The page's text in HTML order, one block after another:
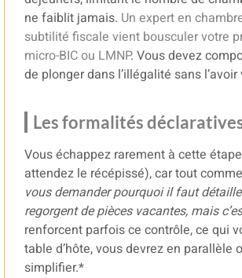
ne faiblit jamais. Un expert en
subtilité fiscale vient bousculer votre
micro-BIC ou LMNP. Vous devez
de plonger dans l’illégalité sans l’avoir
Les formalités
Vous échappez rarement à cette
attendez le récépissé), car tout
vous demander pourquoi il faut
regorgent de pièces vacantes, mais
renforcent parfois ce contrôle, ce qui
table d’hôte, vous devrez en
simplifier.*